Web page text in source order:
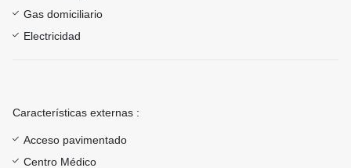
Gas domiciliario
Electricidad
Características externas :
Acceso pavimentado
Centro Médico